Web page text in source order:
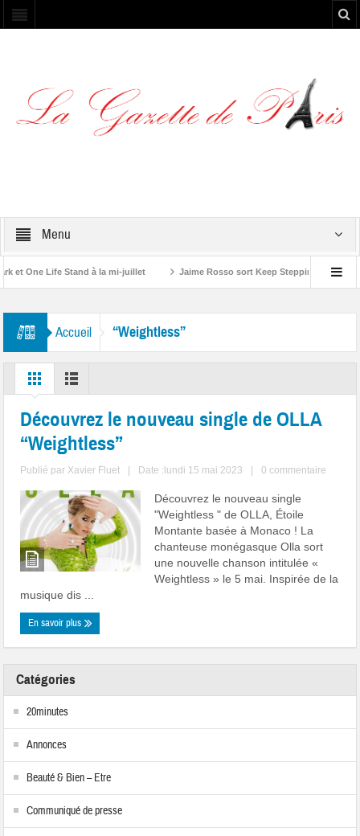
Menu
et One Life Stand à la mi-juillet Jaime Rosso sort Keep Stepping, son nouvel
Accueil “Weightless”
Découvrez le nouveau single de OLLA
“Weightless”
Publié par Xavier Fluet Date :lundi 15 mai 2023 0 commentaire
Découvrez le nouveau single
"Weightless " de OLLA, Étoile
Montante basée à Monaco ! La
chanteuse monégasque Olla sort
une nouvelle chanson intitulée «
Weightless » le 5 mai. Inspirée de la
musique dis ...
En savoir plus
Catégories
20minutes
Annonces
Beauté & Bien – Etre
Communiqué de presse